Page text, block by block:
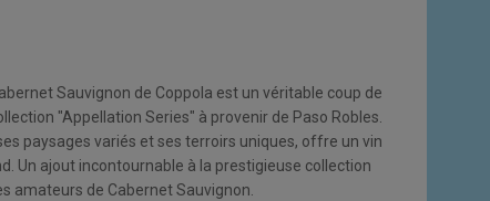
Sauvignon de Coppola est un véritable coup de
"Appellation Series" à provenir de Paso Robles.
paysages variés et ses terroirs uniques, offre un vin
Un ajout incontournable à la prestigieuse collection
amateurs de Cabernet Sauvignon.